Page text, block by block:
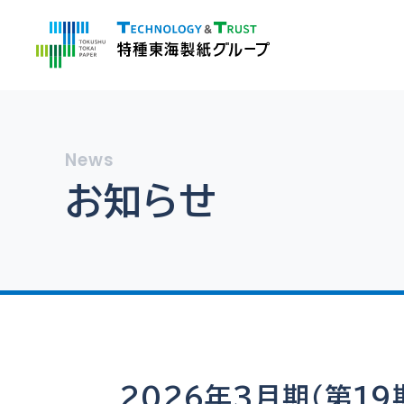
お知らせ
2026年3月期（第19